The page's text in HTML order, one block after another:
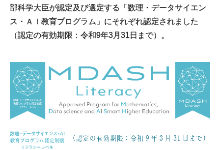
部科学大臣が認定及び選定する「数理・データサイエン
ス・ＡＩ教育プログラム」にそれぞれ認定されました
（認定の有効期限：令和9年3月31日まで）。